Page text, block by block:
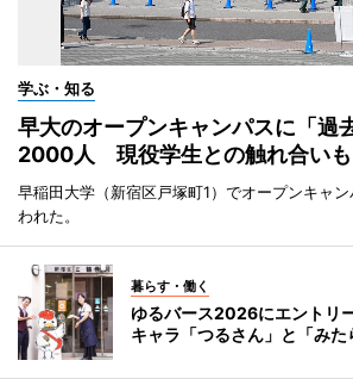
学ぶ・知る
早大のオープンキャンパスに「過
2000人 現役学生との触れ合いも
早稲田大学（新宿区戸塚町1）でオープンキャ
われた。
暮らす・働く
ゆるバース2026にエントリ
キャラ「つるさん」と「みた